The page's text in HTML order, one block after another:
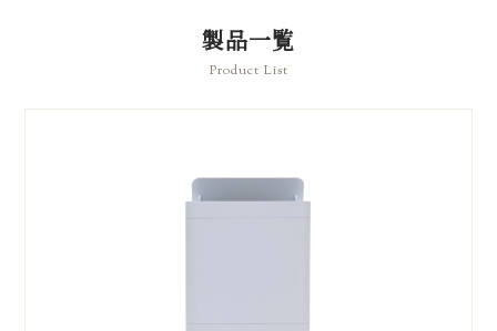
製品一覧
Product List